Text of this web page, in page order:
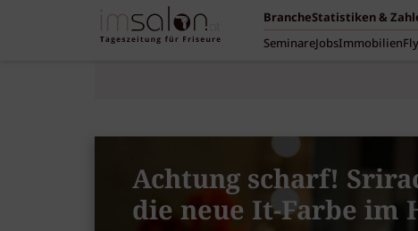
BrancheStatistiken &
SeminareJobsImmobilien
Achtung scharf!
die neue It-Farbe im